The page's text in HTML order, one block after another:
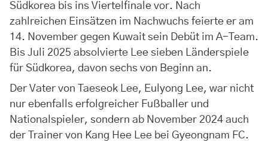
Südkorea bis ins Viertelfinale vor. Nach
zahlreichen Einsätzen im Nachwuchs feierte er am
14. November gegen Kuwait sein Debüt im A-Team.
Bis Juli 2025 absolvierte Lee sieben Länderspiele
für Südkorea, davon sechs von Beginn an.
Der Vater von Taeseok Lee, Eulyong Lee, war nicht
nur ebenfalls erfolgreicher Fußballer und
Nationalspieler, sondern ab November 2024 auch
der Trainer von Kang Hee Lee bei Gyeongnam FC.